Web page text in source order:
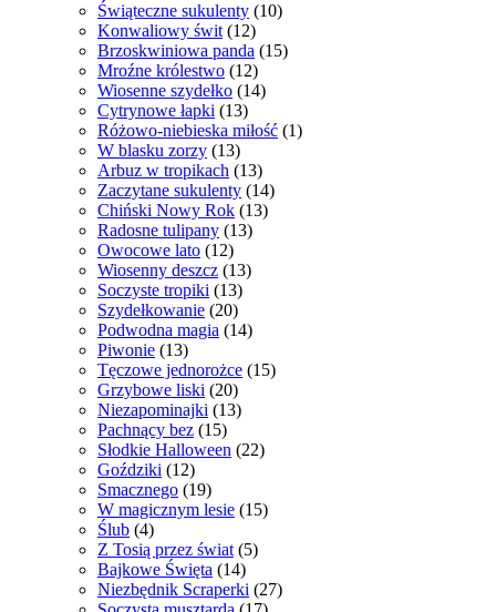
Świąteczne sukulenty (10)
Konwaliowy świt (12)
Brzoskwiniowa panda (15)
Mroźne królestwo (12)
Wiosenne szydełko (14)
Cytrynowe łapki (13)
Różowo-niebieska miłość (1)
W blasku zorzy (13)
Arbuz w tropikach (13)
Zaczytane sukulenty (14)
Chiński Nowy Rok (13)
Radosne tulipany (13)
Owocowe lato (12)
Wiosenny deszcz (13)
Soczyste tropiki (13)
Szydełkowanie (20)
Podwodna magia (14)
Piwonie (13)
Tęczowe jednorożce (15)
Grzybowe liski (20)
Niezapominajki (13)
Pachnący bez (15)
Słodkie Halloween (22)
Goździki (12)
Smacznego (19)
W magicznym lesie (15)
Ślub (4)
Z Tosią przez świat (5)
Bajkowe Święta (14)
Niezbędnik Scraperki (27)